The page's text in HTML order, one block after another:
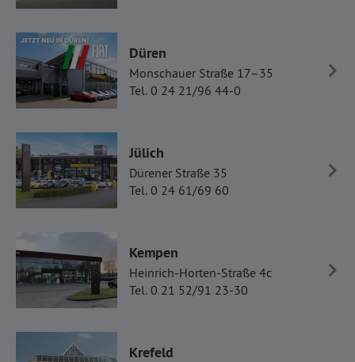
Düren
Monschauer Straße 17–35
Tel. 0 24 21/96 44-0
Jülich
Dürener Straße 35
Tel. 0 24 61/69 60
Kempen
Heinrich-Horten-Straße 4c
Tel. 0 21 52/91 23-30
Krefeld